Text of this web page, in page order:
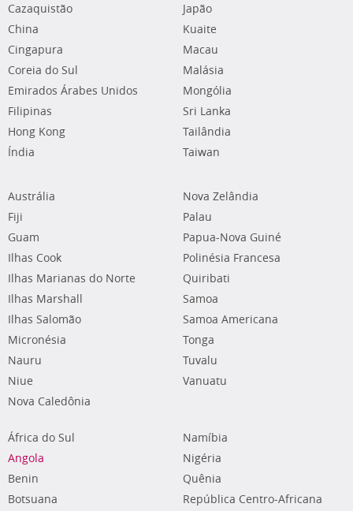
Cazaquistão
China
Cingapura
Coreia do Sul
Emirados Árabes Unidos
Filipinas
Hong Kong
Índia
Japão
Kuaite
Macau
Malásia
Mongólia
Sri Lanka
Tailândia
Taiwan
Austrália
Fiji
Guam
Ilhas Cook
Ilhas Marianas do Norte
Ilhas Marshall
Ilhas Salomão
Micronésia
Nauru
Niue
Nova Caledônia
Nova Zelândia
Palau
Papua-Nova Guiné
Polinésia Francesa
Quiribati
Samoa
Samoa Americana
Tonga
Tuvalu
Vanuatu
África do Sul
Angola
Benin
Botsuana
Namíbia
Nigéria
Quênia
República Centro-Africana